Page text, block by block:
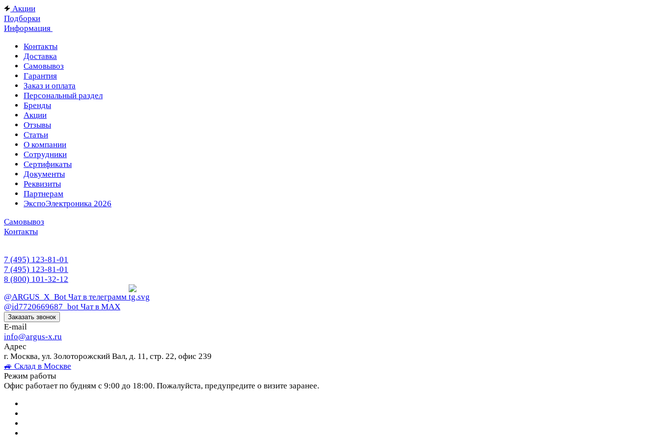
Акции
Подборки
Информация
Контакты
Доставка
Самовывоз
Гарантия
Заказ и оплата
Персональный раздел
Бренды
Акции
Отзывы
Статьи
О компании
Сотрудники
Сертификаты
Документы
Реквизиты
Партнерам
ЭкспоЭлектроника 2026
Самовывоз
Контакты
7 (495) 123-81-01
7 (495) 123-81-01
8 (800) 101-32-12
@ARGUS_X_Bot Чат в телеграмм
@id7720669687_bot Чат в МАХ
Заказать звонок
E-mail
info@argus-x.ru
Адрес
г. Москва, ул. Золоторожский Вал, д. 11, стр. 22, офис 239
🚙 Склад в Москве
Режим работы
Офис работает по будням с 9:00 до 18:00. Пожалуйста, предупредите о визите заранее.